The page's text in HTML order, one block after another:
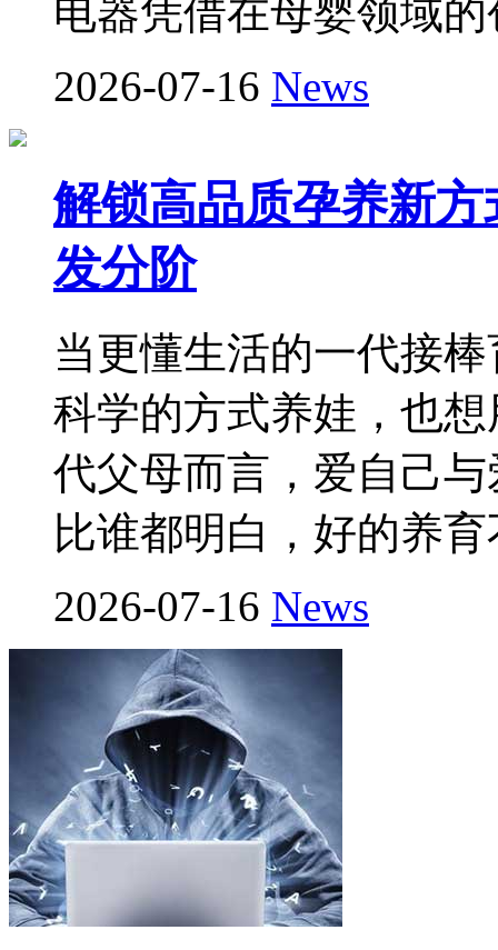
电器凭借在母婴领域
2026-07-16 News
解锁高品质孕养新
发分阶
当更懂生活的一代接
科学的方式养娃，也
代父母而言，爱自己
比谁都明白，好的养育
2026-07-16 News